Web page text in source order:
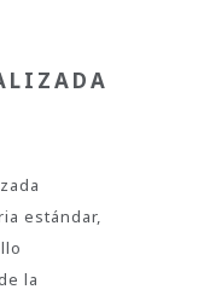
estándar,
la